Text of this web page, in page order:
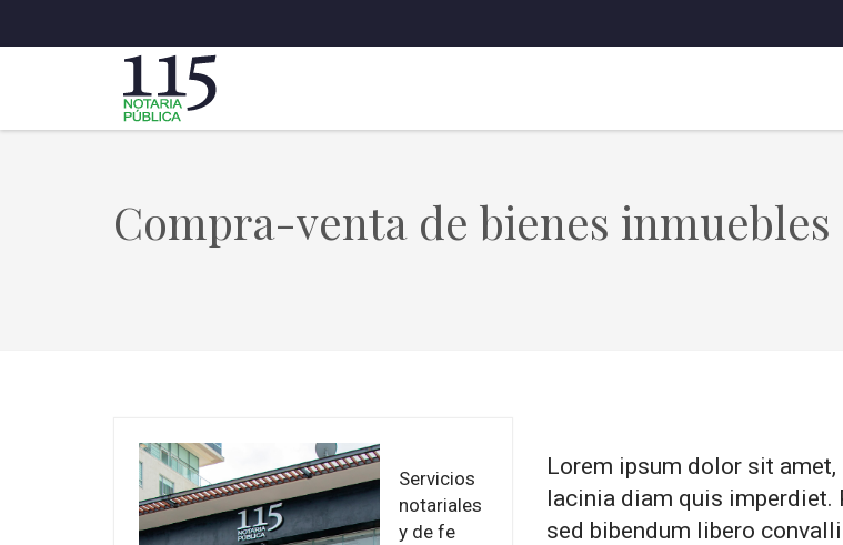
Compra-venta de bienes inmuebles
Lorem ipsum dolor sit
lacinia diam quis imperdiet.
sed bibendum libero
Servicios
notariales
y de fe